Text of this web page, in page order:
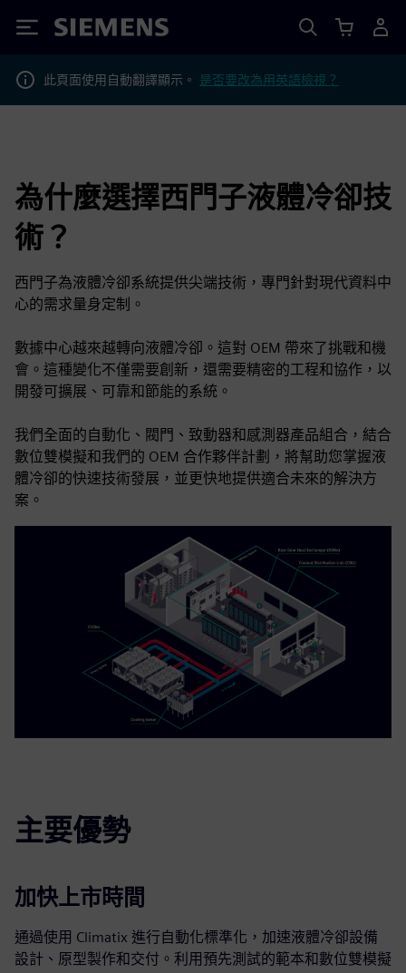
Siemens
此頁面使用自動翻譯顯示。 是否要改為用英語檢視？
為什麼選擇西門子液體冷卻技
術？
西門子為液體冷卻系統提供尖端技術，專門針對現代資料中
心的需求量身定制。
數據中心越來越轉向液體冷卻。這對 OEM 帶來了挑戰和機
會。這種變化不僅需要創新，還需要精密的工程和協作，以
開發可擴展、可靠和節能的系統。
我們全面的自動化、閥門、致動器和感測器產品組合，結合
數位雙模擬和我們的 OEM 合作夥伴計劃，將幫助您掌握液
體冷卻的快速技術發展，並更快地提供適合未來的解決方
案。
主要優勢
加快上市時間
通過使用 Climatix 進行自動化標準化，加速液體冷卻設備
設計、原型製作和交付。利用預先測試的範本和數位雙模擬